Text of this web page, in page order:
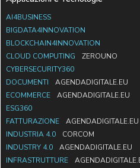
AI4BUSINESS
BIGDATA4INNOVATION
BLOCKCHAIN4INNOVATION
CLOUD COMPUTING
ZEROUNO
CYBERSECURITY360
DOCUMENTI
AGENDADIGITALE.EU
ECOMMERCE
AGENDADIGITALE.EU
ESG360
FATTURAZIONE
AGENDADIGITALE.EU
INDUSTRIA 4.0
CORCOM
INDUSTRY 4.0
AGENDADIGITALE.EU
INFRASTRUTTURE